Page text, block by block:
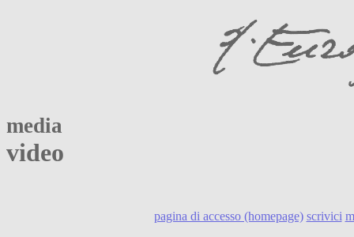
media
video
pagina di accesso (homepage) scrivici